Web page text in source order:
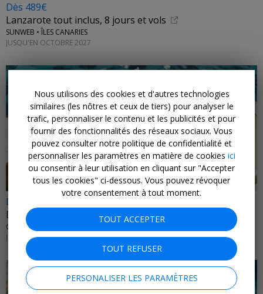
Dès 489€
Lanzarote tout inclus, 8 jours et vols
SUNWEB • ÎLES CANARIES
JUSQU'EN OCTOBRE 2027
Dès 179€
Détente en Algarve et vols
CDISCOUNT VOYAGES • PORTUGAL
JUSQU'À FIN MAI 2027
Nous utilisons des cookies et d'autres technologies
similaires (les nôtres et ceux de tiers) pour analyser le
trafic, personnaliser le contenu et les publicités et pour
fournir des fonctionnalités des réseaux sociaux. Vous
pouvez consulter notre politique de confidentialité et
personnaliser les paramètres en matière de cookies ici
ou consentir à leur utilisation en cliquant sur "Accepter
tous les cookies" ci-dessous. Vous pouvez révoquer
votre consentement à tout moment.
TOUT ACCEPTER
TOUT REFUSER
PERSONALISER LES PARAMÈTRES